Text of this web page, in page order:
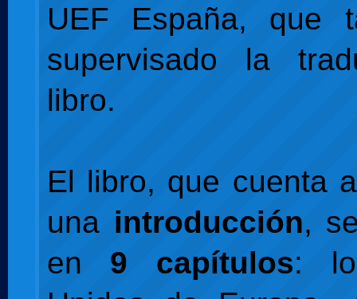
UEF España, que
supervisado la
libro.
El libro, que cuenta
una introducción,
en 9 capítulos: